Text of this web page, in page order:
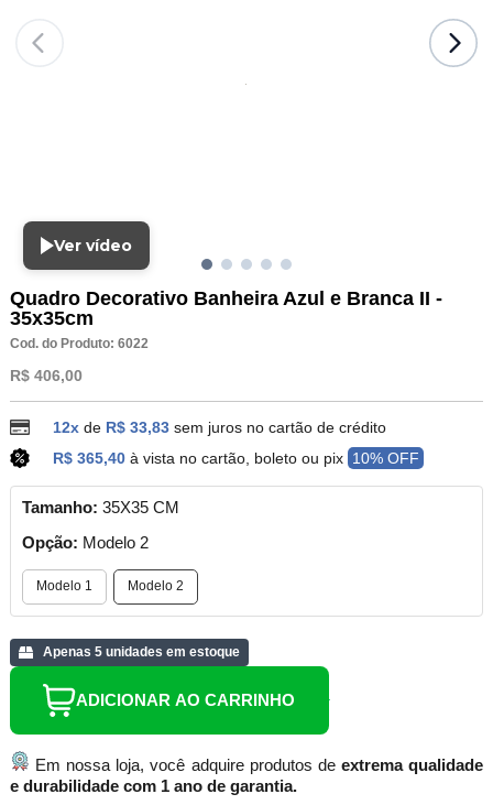
Ver vídeo
Quadro Decorativo Banheira Azul e Branca II -
35x35cm
Cod. do Produto: 6022
R$ 406,00
12xde R$ 33,83 sem juros no cartão de crédito
R$ 365,40 à vista no cartão, boleto ou pix 10% OFF
Tamanho: 35X35 CM
Opção: Modelo 2
Modelo 1 Modelo 2
Apenas 5 unidades em estoque
ADICIONAR AO CARRINHO
Em nossa loja, você adquire produtos de extrema qualidade
e durabilidade com 1 ano de garantia.